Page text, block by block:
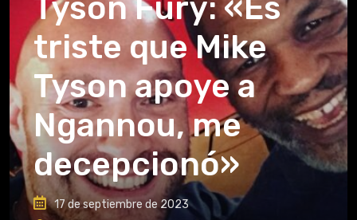
Tyson Fury: «Es
triste que Mike
Tyson apoye a
Ngannou, me
decepcionó»
17 de septiembre de 2023